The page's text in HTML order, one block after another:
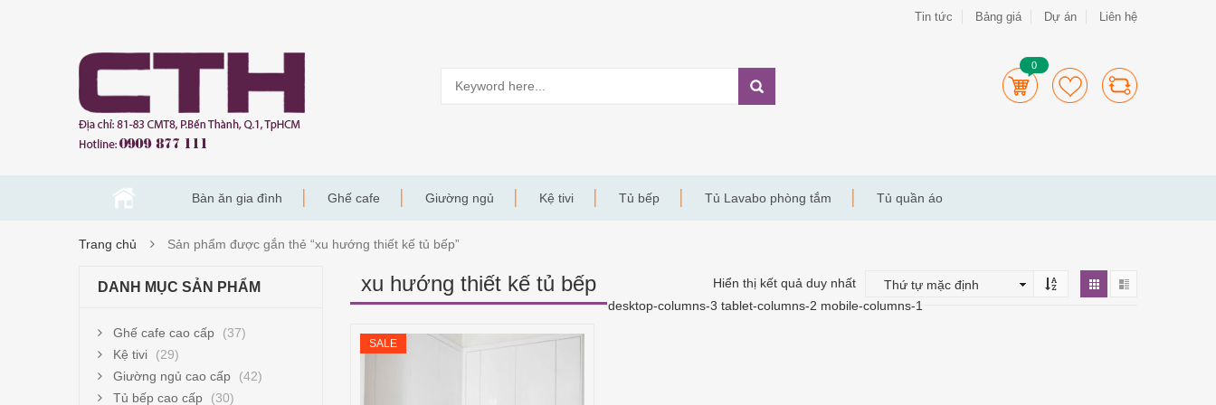
Tin tức Bảng giá Dự án Liên hệ
0
Bàn ăn gia đình Ghế cafe Giường ngủ Kệ tivi Tủ bếp Tủ Lavabo phòng tắm Tủ quần áo
Trang chủ Sản phẩm được gắn thẻ “xu hướng thiết kế tủ bếp”
xu hướng thiết kế tủ bếp
Hiển thị kết quả duy nhất
desktop-columns-3 tablet-columns-2 mobile-columns-1
SALE
DANH MỤC SẢN PHẨM
Ghế cafe cao cấp
(37)
Kệ tivi
(29)
Giường ngủ cao cấp
(42)
Tủ bếp cao cấp
(30)